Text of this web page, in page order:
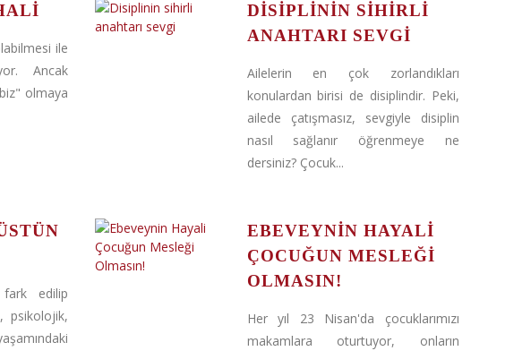
ile
Ancak
olmaya
DISIPLININ SIHIRLI
ANAHTARI SEVGI
Ailelerin en çok zorlandıkları
konulardan birisi de disiplindir. Peki,
ailede çatışmasız, sevgiyle disiplin
nasıl sağlanır öğrenmeye ne
dersiniz? Çocuk...
fark edilip
psikolojik,
EBEVEYNIN HAYALI
ÇOCUĞUN MESLEĞI
OLMASIN!
Her yıl 23 Nisan'da çocuklarımızı
makamlara oturtuyor, onların